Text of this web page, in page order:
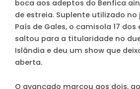
boca aos adeptos do Benfica
de estreia. Suplente utilizado
País de Gales, o camisola 17
saltou para a titularidade no
Islândia e deu um show que
aberta.
O avançado marcou aos dois,